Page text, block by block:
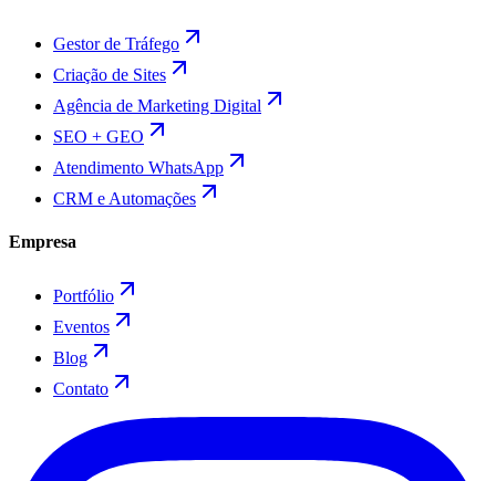
Gestor de Tráfego
Criação de Sites
Agência de Marketing Digital
SEO + GEO
Atendimento WhatsApp
CRM e Automações
Empresa
Portfólio
Eventos
Blog
Contato